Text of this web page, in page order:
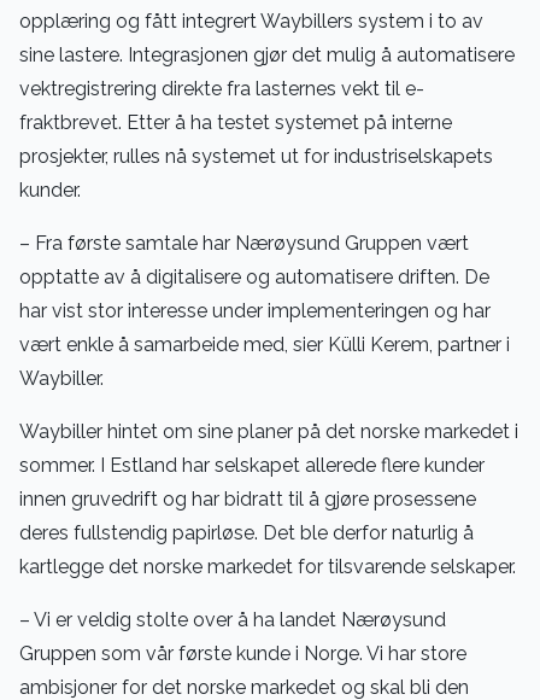
opplæring og fått integrert Waybillers system i to av
sine lastere. Integrasjonen gjør det mulig å automatisere
vektregistrering direkte fra lasternes vekt til e-
fraktbrevet. Etter å ha testet systemet på interne
prosjekter, rulles nå systemet ut for industriselskapets
kunder.
– Fra første samtale har Nærøysund Gruppen vært
opptatte av å digitalisere og automatisere driften. De
har vist stor interesse under implementeringen og har
vært enkle å samarbeide med, sier Külli Kerem, partner i
Waybiller.
Waybiller hintet om sine planer på det norske markedet i
sommer. I Estland har selskapet allerede flere kunder
innen gruvedrift og har bidratt til å gjøre prosessene
deres fullstendig papirløse. Det ble derfor naturlig å
kartlegge det norske markedet for tilsvarende selskaper.
– Vi er veldig stolte over å ha landet Nærøysund
Gruppen som vår første kunde i Norge. Vi har store
ambisjoner for det norske markedet og skal bli den